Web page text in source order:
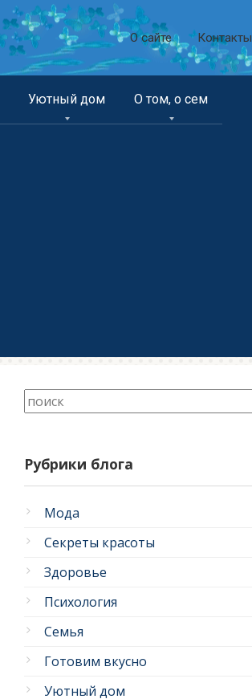
О сайте Контакты
Уютный дом О том, о сем
Рубрики блога
Мода
Секреты красоты
Здоровье
Психология
Семья
Готовим вкусно
Уютный дом